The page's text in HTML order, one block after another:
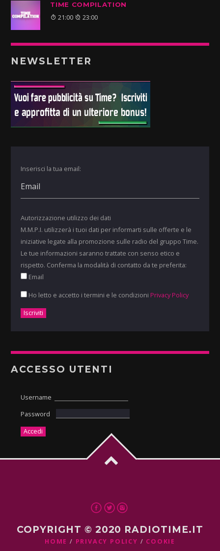
TIME COMPILATION
21:00 23:00
NEWSLETTER
Inserisci la tua email:
Autorizzazione utilizzo dei dati
M.M.P.I. utilizzerà i tuoi dati per informarti sulle offerte e le
iniziative legate alla promozione sulle radio del gruppo Time.
Le tue informazioni saranno trattate con senso etico e
rispetto. Conferma la modalità di contatto da te preferita:
Email
Ho letto e accetto i termini e le condizioni Privacy Policy
ACCESSO UTENTI
Username
Password
COPYRIGHT © 2020 RADIOTIME.IT
HOME PRIVACY POLICY COOKIE